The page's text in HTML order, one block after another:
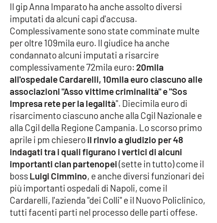
Economia e Lavoro
Politica
Sanità
Società
Sport
RUBRICHE
Good Morning Vietnam
Parchi Marini Calabria
Leggendo Alvaro insieme
Il gip Anna Imparato ha anche assolto diversi
imputati da alcuni capi d'accusa.
Complessivamente sono state comminate multe
per oltre 109mila euro. Il giudice ha anche
condannato alcuni imputati a risarcire
complessivamente 72mila euro: 20mila
all'ospedale Cardarelli, 10mila euro ciascuno alle
associazioni "Asso vittime criminalità" e "Sos
Impresa rete per la legalità". Diecimila euro di
risarcimento ciascuno anche alla Cgil Nazionale e
alla Cgil della Regione Campania. Lo scorso primo
aprile i pm chieseroil rinvio a giudizio per 48
indagati tra i quali figurano i vertici di alcuni
importanti clan partenopei(sette in tutto) come il
bossLuigi Cimmino, e anche diversi funzionari dei
più importanti ospedali di Napoli, come il
Cardarelli, l'azienda "dei Colli" e il Nuovo Policlinico,
tutti facenti parti nel processo delle parti offese.